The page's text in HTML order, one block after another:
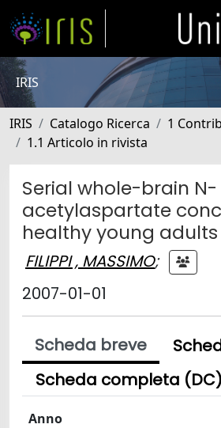
IRIS
IRIS Catalogo Ricerca
1
1.1 Articolo in rivista
Serial whole-brain N-
acetylaspartate
healthy young adults
FILIPPI , MASSIMO;
2007-01-01
Scheda breve
Scheda completa (DC)
Anno